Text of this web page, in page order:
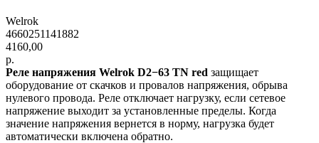
Welrok
4660251141882
4160,00
р.
Реле напряжения Welrok D2−63 TN red защищает
оборудование от скачков и провалов напряжения, обрыва
нулевого провода. Реле отключает нагрузку, если сетевое
напряжение выходит за установленные пределы. Когда
значение напряжения вернется в норму, нагрузка будет
автоматически включена обратно.